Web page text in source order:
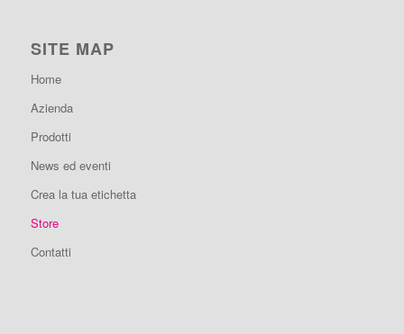
SITE MAP
Home
Azienda
Prodotti
News ed eventi
Crea la tua etichetta
Store
Contatti